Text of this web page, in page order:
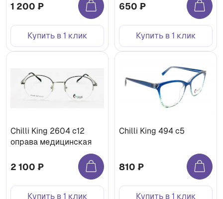
1 200 ₽
Купить в 1 клик
650 ₽
Купить в 1 клик
Chilli King 2604 с12
оправа медицинская
2 100 ₽
Купить в 1 клик
Chilli King 494 с5
810 ₽
Купить в 1 клик